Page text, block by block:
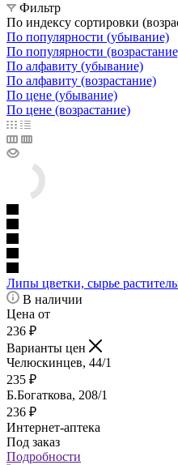
Фильтр
По индексу сортировки
По популярности (убывание)
По популярности
По алфавиту (убывание)
По алфавиту (возрастание)
По цене (убывание)
По цене (возрастание)
Липы цветки, сырье
В наличии
Цена от
236 ₽
Варианты цен
Челюскинцев, 44/1
235 ₽
Б.Богаткова, 208/1
236 ₽
Интернет-аптека
Под заказ
Подробности